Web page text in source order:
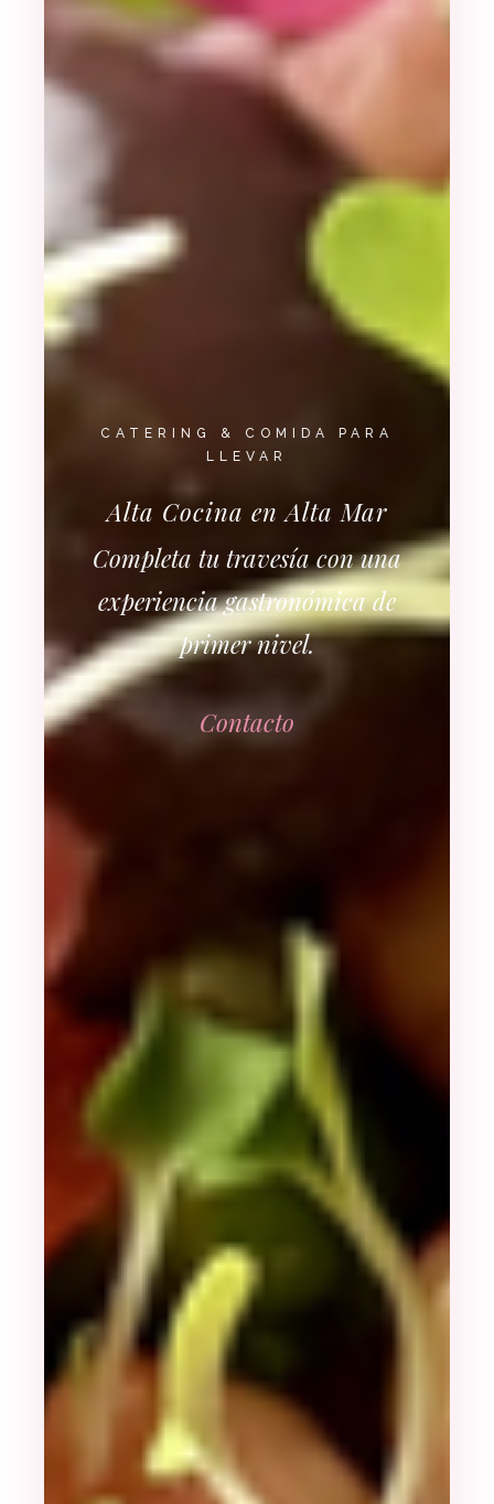
CATERING & COMIDA PARA
LLEVAR
Alta Cocina en Alta Mar
Completa tu travesía con una
experiencia gastronómica de
primer nivel.
Contacto